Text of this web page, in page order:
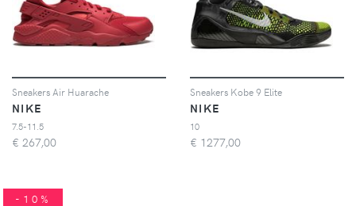
Sneakers Air Huarache
NIKE
7.5-11.5
€ 267,00
Sneakers Kobe 9 Elite
NIKE
10
€ 1277,00
-10%